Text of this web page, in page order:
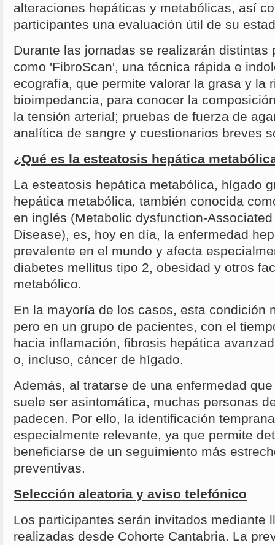
alteraciones hepáticas y metabólicas, así
participantes una evaluación útil de su
Durante las jornadas se realizarán distintas
como 'FibroScan', una técnica rápida e
ecografía, que permite valorar la grasa y la
bioimpedancia, para conocer la
la tensión arterial; pruebas de fuerza de
analítica de sangre y cuestionarios breves
¿Qué es la esteatosis hepática
La esteatosis hepática metabólica, hígado
hepática metabólica, también conocida
en inglés (Metabolic dysfunction-
Disease), es, hoy en día, la enfermedad
prevalente en el mundo y afecta
diabetes mellitus tipo 2, obesidad y otros
metabólico.
En la mayoría de los casos, esta condición
pero en un grupo de pacientes, con el
hacia inflamación, fibrosis hepática
o, incluso, cáncer de hígado.
Además, al tratarse de una enfermedad
suele ser asintomática, muchas personas
padecen. Por ello, la identificación
especialmente relevante, ya que permite
beneficiarse de un seguimiento más
preventivas.
Selección aleatoria y aviso telefónico
Los participantes serán invitados mediante
realizadas desde Cohorte Cantabria. La